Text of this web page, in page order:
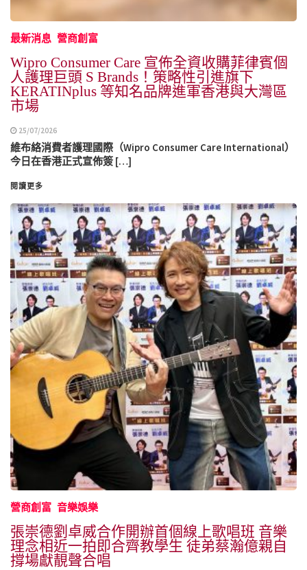
最新消息 營商創富
Wipro Consumer Care 宣佈全資收購菲律賓個
人護理巨頭 S Brands！策略性引進旗下
KERATINplus 等知名品牌進軍香港與大灣區
市場
25/07/2026
維布絡消費者護理國際（Wipro Consumer Care International）
今日在香港正式宣佈簽 […]
閱讀更多
營商創富 音樂娛樂
張崇德劉卓威合作開辦首個線上歌唱班 音樂
理念相近一拍即合齊教學生 徒弟蔡瀚億親自
撐場獻靚聲合唱